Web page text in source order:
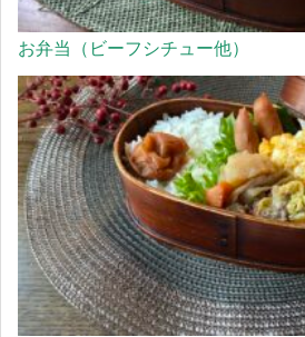
お弁当（ビーフシチュー他）